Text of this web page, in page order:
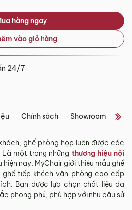
hàng ngay
vào giỏ hàng
24/7
Chính sách Showroom
ghế phòng họp luôn được các
một trong những thương hiệu nội
hiện nay, MyChair giới thiệu mẫu ghế
tiếp khách văn phòng cao cấp
Bạn được lựa chọn chất liệu da
phong phú, phù hợp với nhu cầu sử
địa phương sẽ có thời gian giao
gồm: Chủ nhật và các ngày Lễ, Tết.
hàng tại Hà Nội, Đà
Minh
với đơn hàng giá trị ≥ ­2 triệu trên tất
Nội, Đà Nẵng và TP. Hồ Chí Minh.
trị < 2 triệu hoặc các đơn hàng ở
tùy khu vực nhân viên kinh doanh
thể.
Đà Nẵng
Lý, Phường Hòa Cường, Thành phố